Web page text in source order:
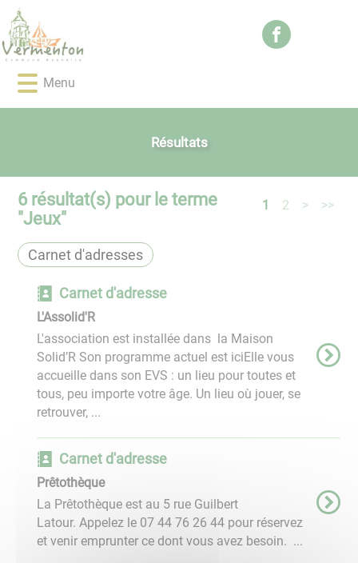
Lien
d'accès
rapide
au
menu
Lien
d'accès
rapide
au
contenu
Lien
d'accès
rapide
à
Lien
d'accès
rapide
au
pied
Menu
Résultats
6 résultat(s) pour le terme
"Jeux"
1 2 > >>
Carnet d'adresses
Carnet d'adresse
L'Assolid'R
L'association est installée dans la Maison
Solid’R ​​​​​​​Son programme actuel est iciElle vous
accueille dans son EVS : un lieu pour toutes et
tous, peu importe votre âge. Un lieu où jouer, se
retrouver, ...
Carnet d'adresse
Prêtothèque
La Prêtothèque est au 5 rue Guilbert
Latour. Appelez le 07 44 76 26 44 pour réservez
et venir emprunter ce dont vous avez besoin. ...
Panneau de gestion des cookies